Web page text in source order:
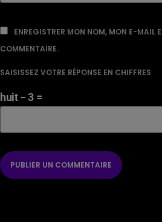
ENREGISTRER MON NOM, MON E-MAIL
COMMENTAIRE.
SAISISSEZ VOTRE RÉPONSE EN CHIFFRES
huit − 3 =